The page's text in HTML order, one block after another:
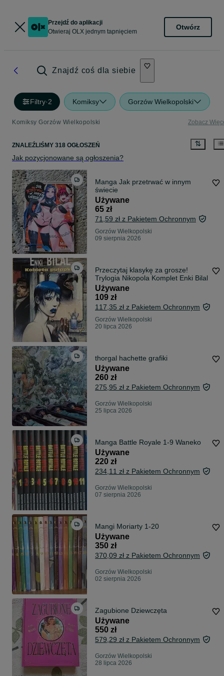
Przejdź do aplikacji
Otwieraj OLX jednym tapnięciem
Otwórz
Znajdź coś dla siebie
Filtry·2 Komiksy Gorzów Wielkopolski
Komiksy Gorzów Wielkopolski Zobacz
ZNALEŹLIŚMY 318 OGŁOSZEŃ
Jak pozycjonowane są ogłoszenia?
Manga Jak przetrwać w innym
świecie
Używane
65 zł
71,59 zł z Pakietem Ochronnym
Gorzów Wielkopolski
09 sierpnia 2026
Przeczytaj klasykę za grosze!
Trylogia Nikopola Komplet Enki Bilal
Używane
109 zł
117,35 zł z Pakietem Ochronnym
Gorzów Wielkopolski
20 lipca 2026
thorgal hachette grafiki
Używane
260 zł
275,95 zł z Pakietem Ochronnym
Gorzów Wielkopolski
25 lipca 2026
Manga Battle Royale 1-9 Waneko
Używane
220 zł
234,11 zł z Pakietem Ochronnym
Gorzów Wielkopolski
07 sierpnia 2026
Mangi Moriarty 1-20
Używane
350 zł
370,09 zł z Pakietem Ochronnym
Gorzów Wielkopolski
02 sierpnia 2026
Zagubione Dziewczęta
Używane
550 zł
579,29 zł z Pakietem Ochronnym
Gorzów Wielkopolski
28 lipca 2026